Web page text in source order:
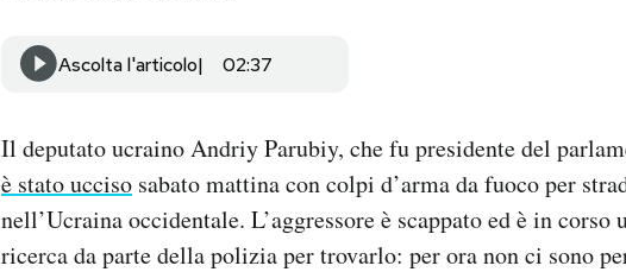
Ascolta l'articolo 02:37
Il deputato ucraino Andriy Parubiy, che fu presidente del
è stato ucciso sabato mattina con colpi d’arma da fuoco per
nell’Ucraina occidentale. L’aggressore è scappato ed è in corso
ricerca da parte della polizia per trovarlo: per ora non ci sono